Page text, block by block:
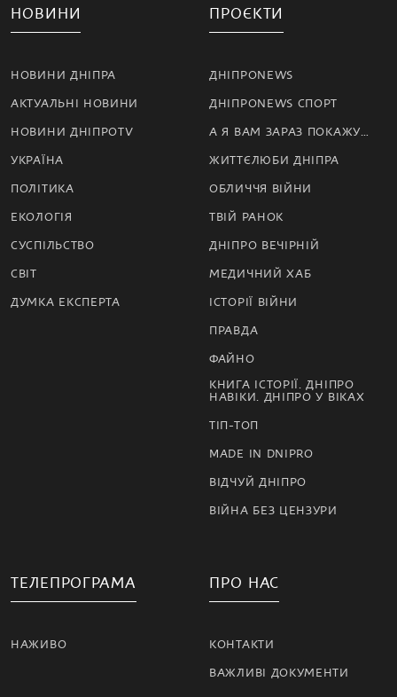
НОВИНИ
НОВИНИ ДНІПРА
АКТУАЛЬНІ НОВИНИ
НОВИНИ ДНІПРОTV
УКРАЇНА
ПОЛІТИКА
ЕКОЛОГІЯ
СУСПІЛЬСТВО
СВІТ
ДУМКА ЕКСПЕРТА
ПРОЄКТИ
ДНІПРОNEWS
ДНІПРОNEWS СПОРТ
А Я ВАМ ЗАРАЗ ПОКАЖУ…
ЖИТТЄЛЮБИ ДНІПРА
ОБЛИЧЧЯ ВІЙНИ
ТВІЙ РАНОК
ДНІПРО ВЕЧІРНІЙ
МЕДИЧНИЙ ХАБ
ІСТОРІЇ ВІЙНИ
ПРАВДА
ФАЙНО
КНИГА ІСТОРІЇ. ДНІПРО
НАВІКИ. ДНІПРО У ВІКАХ
ТІП-ТОП
MADE IN DNIPRO
ВІДЧУЙ ДНІПРО
ВІЙНА БЕЗ ЦЕНЗУРИ
ТЕЛЕПРОГРАМА
НАЖИВО
ПРО НАС
КОНТАКТИ
ВАЖЛИВІ ДОКУМЕНТИ